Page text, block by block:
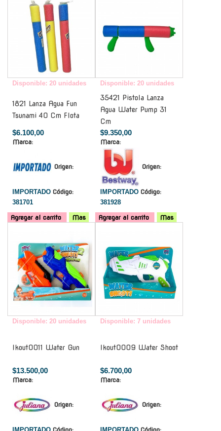
Disponible: 20 unidades
1821 Lanza Agua Fun
Tsunami 40 Cm Flota
$6.100,00
Marca:
Origen:
IMPORTADO Código:
381701
Agregar al carrito Mas
Disponible: 20 unidades
35421 Pistola Lanza
Agua Water Pump 31
Cm
$9.350,00
Marca:
Origen:
IMPORTADO Código:
381928
Agregar al carrito
Mas
Disponible: 20 unidades
Ikout0011 Water Gun
$13.500,00
Marca:
Origen:
Disponible: 7 unidades
Ikout0009 Water Shoot
$6.700,00
Marca:
Origen: